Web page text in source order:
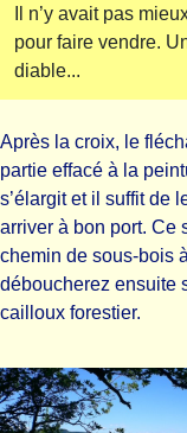
Il n’y avait pas
pour faire vendre.
diable...
Après la croix, le
partie effacé à la
s’élargit et il suffit de
arriver à bon port. Ce
chemin de sous-bois
déboucherez ensuite
cailloux forestier.